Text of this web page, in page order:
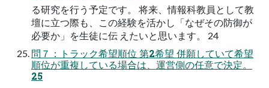
る研究を行う予定です。 将来、情報科教員として教
壇に立つ際も、この経験を活かし「なぜその防御が
必要か」を生徒に伝 えたいと思います。 24
問７：トラック希望順位 第2希望 併願していて希望
順位が重複している場合は、運営側の任意で決定。
25